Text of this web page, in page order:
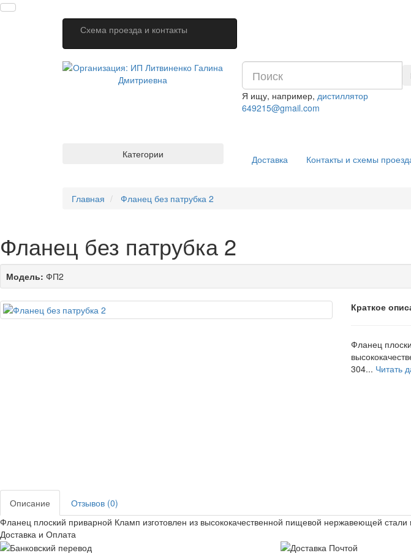
Схема проезда и контакты
Я ищу, например, дистиллятор
649215@gmail.com
Доставка Контакты и схемы
Категории
Главная Фланец без патрубка 2
Фланец без патрубка 2
Модель: ФП2
Краткое
Фланец
304... Читать
Описание
Отзывов (0)
Фланец плоский приварной Кламп изготовлен из высококачественной пищевой нержавеющей стали
Доставка и Оплата